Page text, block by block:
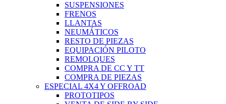
SUSPENSIONES
FRENOS
LLANTAS
NEUMÁTICOS
RESTO DE PIEZAS
EQUIPACIÓN PILOTO
REMOLQUES
COMPRA DE CC Y TT
COMPRA DE PIEZAS
ESPECIAL 4X4 Y OFFROAD
PROTOTIPOS